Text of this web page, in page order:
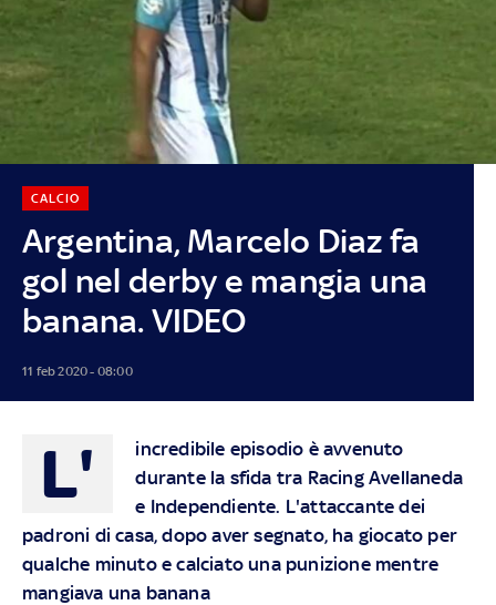
Argentina, Marcelo Diaz fa
gol nel derby e mangia una
banana. VIDEO
CALCIO
11 feb 2020 - 08:00
L'
incredibile episodio è avvenuto
durante la sfida tra Racing Avellaneda
e Independiente. L'attaccante dei
padroni di casa, dopo aver segnato, ha giocato per
qualche minuto e calciato una punizione mentre
mangiava una banana